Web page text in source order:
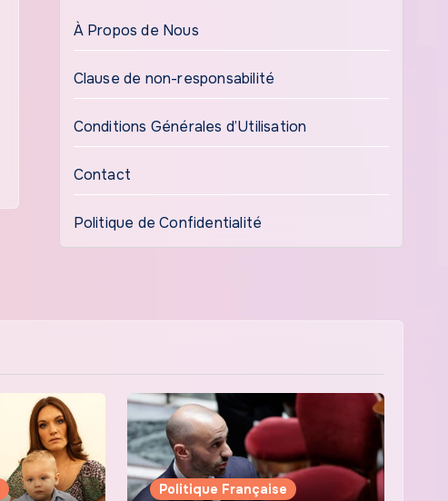
À Propos de Nous
Clause de non-responsabilité
Conditions Générales d’Utilisation
Contact
Politique de Confidentialité
Politique Française